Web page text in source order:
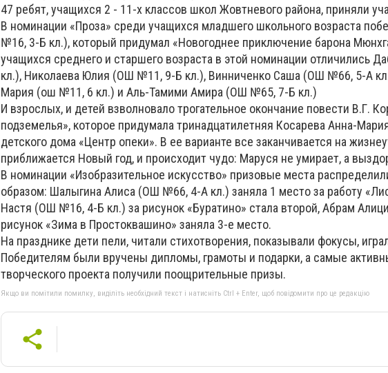
47 ребят, учащихся 2 - 11-х классов школ Жовтневого района, приняли
В номинации «Проза» среди учащихся младшего школьного возраста
№16, 3-Б кл.), который придумал «Новогоднее приключение барона
учащихся среднего и старшего возраста в этой номинации отличились
кл.), Николаева Юлия (ОШ №11, 9-Б кл.), Винниченко Саша (ОШ №66, 5-А
Мария (ош №11, 6 кл.) и Аль-Тамими Амира (ОШ №65, 7-Б кл.)
И взрослых, и детей взволновало трогательное окончание повести В.Г.
подземелья», которое придумала тринадцатилетняя Косарева Анна-
детского дома «Центр опеки». В ее варианте все заканчивается на
приближается Новый год, и происходит чудо: Маруся не умирает, а
В номинации «Изобразительное искусство» призовые места
образом: Шалыгина Алиса (ОШ №66, 4-А кл.) заняла 1 место за работу
Настя (ОШ №16, 4-Б кл.) за рисунок «Буратино» стала второй, Абрам
рисунок «Зима в Простоквашино» заняла 3-е место.
На празднике дети пели, читали стихотворения, показывали фокусы,
Победителям были вручены дипломы, грамоты и подарки, а самые
творческого проекта получили поощрительные призы.
Якщо ви помітили помилку, виділіть необхідний текст і натисніть Ctrl + Enter, щоб повідомити про це редакцію